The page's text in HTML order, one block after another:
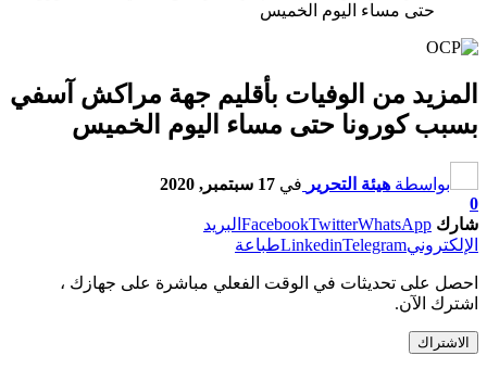
حتى مساء اليوم الخميس
المزيد من الوفيات بأقليم جهة مراكش آسفي
بسبب كورونا حتى مساء اليوم الخميس
بواسطة هيئة التحرير في 17 سبتمبر, 2020
0
شارك
FacebookTwitterWhatsApp
البريد
الإلكتروني
LinkedinTelegram طباعة
احصل على تحديثات في الوقت الفعلي مباشرة على جهازك ،
اشترك الآن.
الاشتراك